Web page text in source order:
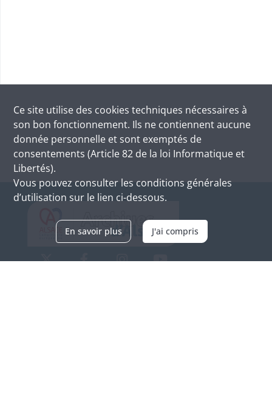
Ce site utilise des cookies techniques nécessaires à
son bon fonctionnement. Ils ne contiennent aucune
donnée personnelle et sont exemptés de
consentements (Article 82 de la loi Informatique et
Libertés).
Vous pouvez consulter les conditions générales
d’utilisation sur le lien ci-dessous.
En savoir plus J'ai compris